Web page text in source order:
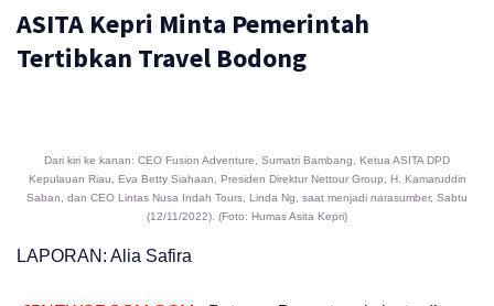
ASITA Kepri Minta Pemerintah
Tertibkan Travel Bodong
Dari kiri ke kanan: CEO Fusion Adventure, Sumatri Bambang, Ketua ASITA DPD
Kepulauan Riau, Eva Betty Siahaan, Presiden Direktur Nettour Group, H. Kamaruddin
Saban, dan CEO Lintas Nusa Indah Tours, Linda Ng, saat menjadi narasumber, Sabtu
(12/11/2022). (Foto: Humas Asita Kepri)
LAPORAN: Alia Safira